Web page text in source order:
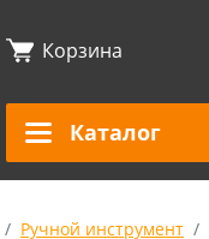
Корзина
Каталог
Ручной инструмент